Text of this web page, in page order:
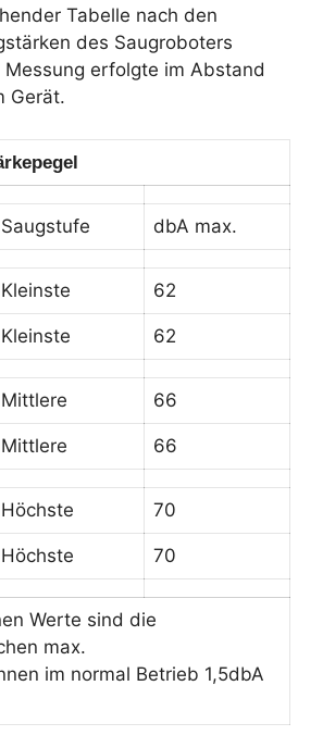
Tabelle nach den
des Saugroboters
erfolgte im Abstand
Gerät.
Saugstufe dbA max.
Kleinste 62
Kleinste 62
Mittlere 66
Mittlere 66
Höchste 70
Höchste 70
Werte sind die
max.
im normal Betrieb 1,5dbA